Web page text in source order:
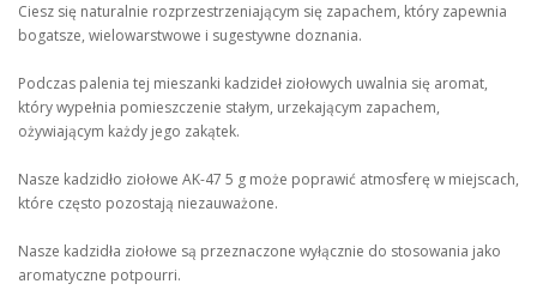
Ciesz się naturalnie rozprzestrzeniającym się zapachem, który zapewnia
bogatsze, wielowarstwowe i sugestywne doznania.
Podczas palenia tej mieszanki kadzideł ziołowych uwalnia się aromat,
który wypełnia pomieszczenie stałym, urzekającym zapachem,
ożywiającym każdy jego zakątek.
Nasze kadzidło ziołowe AK-47 5 g może poprawić atmosferę w miejscach,
które często pozostają niezauważone.
Nasze kadzidła ziołowe są przeznaczone wyłącznie do stosowania jako
aromatyczne potpourri.